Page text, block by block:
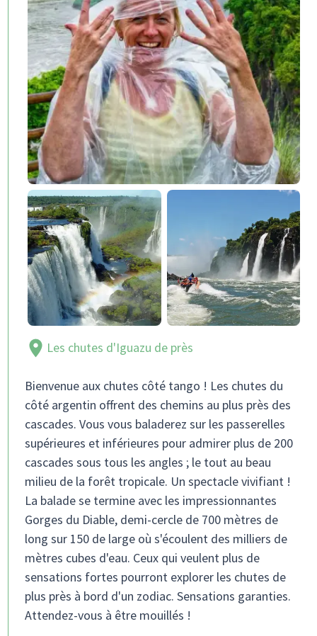
Les chutes d'Iguazu de près
Bienvenue aux chutes côté tango ! Les chutes du
côté argentin offrent des chemins au plus près des
cascades. Vous vous baladerez sur les passerelles
supérieures et inférieures pour admirer plus de 200
cascades sous tous les angles ; le tout au beau
milieu de la forêt tropicale. Un spectacle vivifiant !
La balade se termine avec les impressionnantes
Gorges du Diable, demi-cercle de 700 mètres de
long sur 150 de large où s'écoulent des milliers de
mètres cubes d'eau. Ceux qui veulent plus de
sensations fortes pourront explorer les chutes de
plus près à bord d'un zodiac. Sensations garanties.
Attendez-vous à être mouillés !